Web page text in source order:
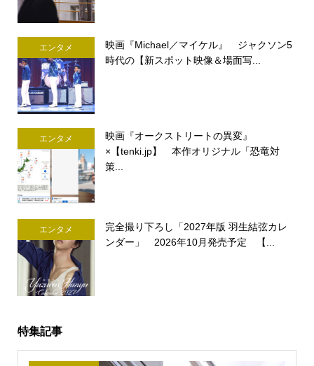
エンタメ
映画『Michael／マイケル』 ジャクソン5
時代の【新スポット映像＆場面写...
エンタメ
映画『オークストリートの異変』
×【tenki.jp】 本作オリジナル「恐竜対
策...
エンタメ
完全撮り下ろし「2027年版 羽生結弦カレ
ンダー」 2026年10月発売予定 【...
特集記事